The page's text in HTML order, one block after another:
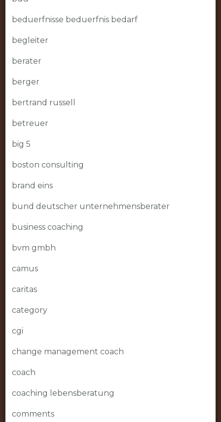
beduerfnisse beduerfnis bedarf
begleiter
berater
berger
bertrand russell
betreuer
big 5
boston consulting
brand eins
bund deutscher unternehmensberater
business coaching
bvm gmbh
camus
caritas
category
cgi
change management coach
coach
coaching lebensberatung
comments